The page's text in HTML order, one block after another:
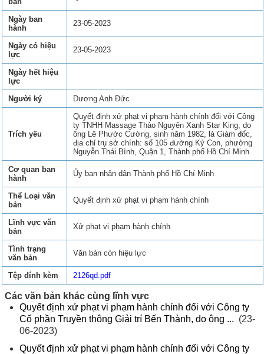
Ngày ban
hành
23-05-2023
Ngày có hiệu
lực
23-05-2023
Ngày hết hiệu
lực
Người ký
Dương Anh Đức
Trích yếu
Quyết định xử phạt vi phạm hành chính đối với Công
ty TNHH Massage Thảo Nguyên Xanh Star King, do
ông Lê Phước Cường, sinh năm 1982, là Giám đốc,
địa chỉ trụ sở chính: số 105 đường Ký Con, phường
Nguyễn Thái Bình, Quận 1, Thành phố Hồ Chí Minh
Cơ quan ban
hành
Ủy ban nhân dân Thành phố Hồ Chí Minh
Thể Loại văn
bản
Quyết định xử phạt vi phạm hành chính
Lĩnh vực văn
bản
Xử phạt vi phạm hành chính
Tình trạng
văn bản
Văn bản còn hiệu lực
Tệp đính kèm 2126qd.pdf
Các văn bản khác cùng lĩnh vực
Quyết định xử phạt vi phạm hành chính đối với Công ty
Cổ phần Truyền thông Giải trí Bến Thành, do ông ... (23-
06-2023)
Quyết định xử phạt vi phạm hành chính đối với Công ty